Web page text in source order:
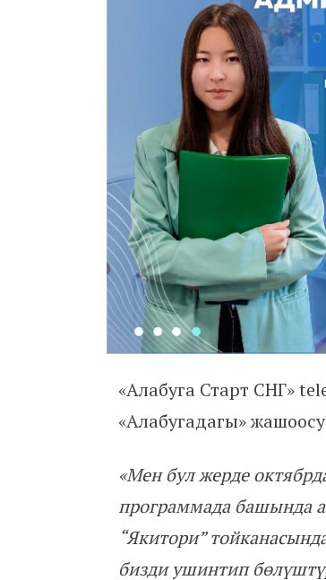
«Алабуга Старт СНГ»
«Алабугадагы»
«Мен бул жерде
программада башында
“Якитори”
бизди ушинтип